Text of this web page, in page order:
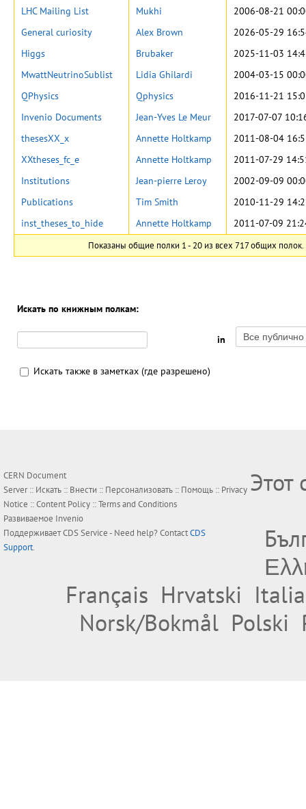
Показаны общие полки 1 - 20 из всех 717 общих полок.
LHC Mailing List
Mukhi
2006-08-21
General curiosity
Alex Brown
2026-05-29
Higgs
Brubaker
2025-11-03
MwattNeutrinoSublist
Lidia Ghilardi
2004-03-15
QPhysics
Qphysics
2016-11-21
Invenio Documents
Jean-Yves Le Meur
2017-07-07
thesesXX_x
Annette Holtkamp
2011-08-04
XXtheses_fc_e
Annette Holtkamp
2011-07-29
Institutions
Jean-pierre Leroy
2002-09-09
Publications
Tim Smith
2010-11-29
inst_theses_to_hide
Annette Holtkamp 2011-07-09
Искать по книжным полкам:
in
Искать также в заметках (где разрешено)
CERN Document
Server :: Искать :: Внести :: Персонализовать :: Помощь :: Privacy
Notice ::Content Policy ::Terms and Conditions
Развиваемое Invenio
ПоддерживаетCDS Service- Need help? ContactCDS
Support.
Этот
Français Hrvatski
Norsk/Bokmål Polski